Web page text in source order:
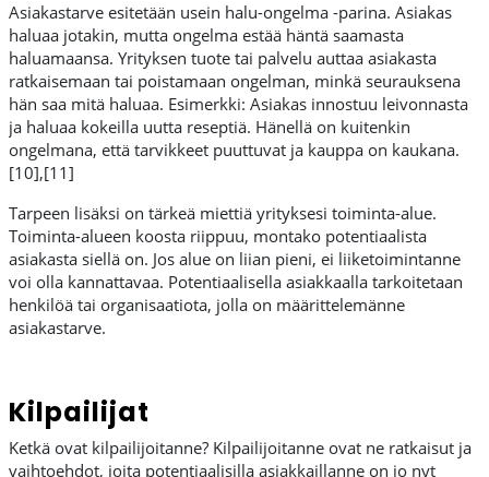
Asiakastarve esitetään usein halu-ongelma -parina. Asiakas
haluaa jotakin, mutta ongelma estää häntä saamasta
haluamaansa. Yrityksen tuote tai palvelu auttaa asiakasta
ratkaisemaan tai poistamaan ongelman, minkä seurauksena
hän saa mitä haluaa. Esimerkki: Asiakas innostuu leivonnasta
ja haluaa kokeilla uutta reseptiä. Hänellä on kuitenkin
ongelmana, että tarvikkeet puuttuvat ja kauppa on kaukana.
[10],[11]
Tarpeen lisäksi on tärkeä miettiä yrityksesi toiminta-alue.
Toiminta-alueen koosta riippuu, montako potentiaalista
asiakasta siellä on. Jos alue on liian pieni, ei liiketoimintanne
voi olla kannattavaa. Potentiaalisella asiakkaalla tarkoitetaan
henkilöä tai organisaatiota, jolla on määrittelemänne
asiakastarve.
Kilpailijat
Ketkä ovat kilpailijoitanne? Kilpailijoitanne ovat ne ratkaisut ja
vaihtoehdot, joita potentiaalisilla asiakkaillanne on jo nyt